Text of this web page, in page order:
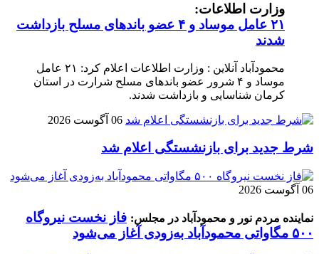
وزارت اطلاعات:
۲۱ عامل موساد و ۴ عضو باند‌های مسلح بازداشت
شدند
محمودآباد آنلاین : وزارت اطلاعات اعلام کرد: ۲۱ عامل
موساد و ۴ شرور عضو باند‌های مسلح شرارت در استان
کرمان شناسایی و بازداشت شدند.
06 آگوست 2026
شرط جدید برای بازنشستگی اعلام شد
06 آگوست 2026
نماینده مردم نور و محمودآباد در مجلس: فاز نخست نیروگاه
۵۰۰ مگاواتی محمودآباد به‌زودی آغاز می‌شود